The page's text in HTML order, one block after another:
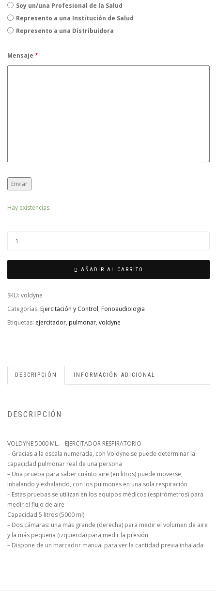
Soy un/una Profesional de la Salud
Represento a una Institución de Salud
Represento a una Distribuidora
Mensaje *
Hay existencias
AÑADIR AL CARRITO
SKU: voldyne
Categorías: Ejercitación y Control, Fonoaudiologia
Etiquetas: ejercitador, pulmonar, voldyne
DESCRIPCIÓN INFORMACIÓN ADICIONAL
DESCRIPCIÓN
VOLDYNE 5000 ML. – EJERCITADOR RESPIRATORIO
– Gracias a la escala numerada, con Voldyne se puede determinar la
capacidad pulmonar real de una persona
– Una prueba para saber cuánto aire (en litros) puede moverse,
inhalando y exhalando, con los pulmones en una sola respiración
– Estas pruebas se utilizan en los equipos médicos (espirómetros) para
medir el flujo de aire
Capacidad 5 litros (5000 ml)
– Dos cámaras: una más grande (derecha) para medir el volumen de aire
y la más pequeña (izquierda) para medir la presión
– Dispone de un marcador manual para ver la cantidad previa inhalada